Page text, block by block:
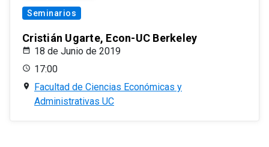
Seminarios
Cristián Ugarte, Econ-UC Berkeley
18 de Junio de 2019
17:00
Facultad de Ciencias Económicas y
Administrativas UC